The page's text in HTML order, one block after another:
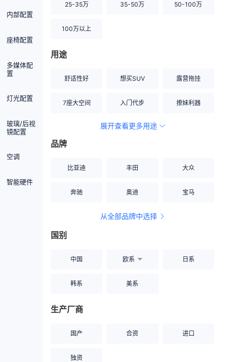
内部配置
座椅配置
多媒体配
置
灯光配置
玻璃/后视
镜配置
空调
智能硬件
25-35万 35-50万 50-100万
100万以上
用途
舒适性好 想买SUV 露营拖挂
7座大空间 入门代步 撩妹利器
空间宽敞
展开查看更多用途
品牌
比亚迪 丰田 大众
奔驰 奥迪 宝马
从全部品牌中选择
国别
中国 欧系 日系
韩系 美系
生产厂商
国产 合资 进口
独资